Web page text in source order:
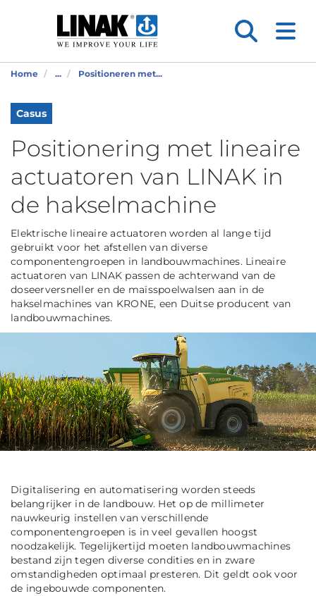
Home ... Positioneren met...
Casus
Positionering met lineaire
actuatoren van LINAK in
de hakselmachine
Elektrische lineaire actuatoren worden al lange tijd
gebruikt voor het afstellen van diverse
componentengroepen in landbouwmachines. Lineaire
actuatoren van LINAK passen de achterwand van de
doseerversneller en de maïsspoelwalsen aan in de
hakselmachines van KRONE, een Duitse producent van
landbouwmachines.
Digitalisering en automatisering worden steeds
belangrijker in de landbouw. Het op de millimeter
nauwkeurig instellen van verschillende
componentengroepen is in veel gevallen hoogst
noodzakelijk. Tegelijkertijd moeten landbouwmachines
bestand zijn tegen diverse condities en in zware
omstandigheden optimaal presteren. Dit geldt ook voor
de ingebouwde componenten.